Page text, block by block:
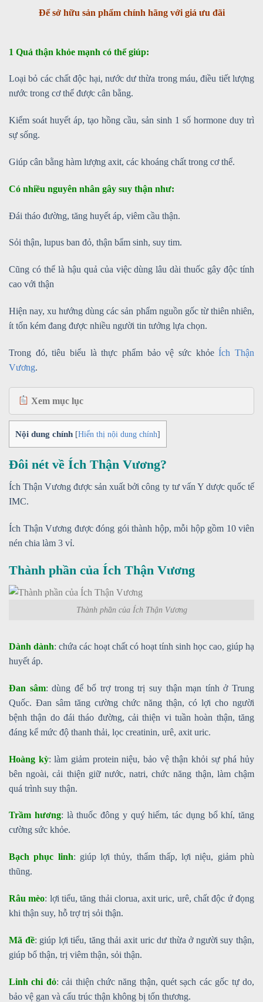
Để sở hữu sản phẩm chính hãng với giá ưu đãi
1 Quả thận khỏe mạnh có thể giúp:
Loại bỏ các chất độc hại, nước dư thừa trong máu, điều tiết lượng
nước trong cơ thể được cân bằng.
Kiểm soát huyết áp, tạo hồng cầu, sản sinh 1 số hormone duy trì
sự sống.
Giúp cân bằng hàm lượng axit, các khoáng chất trong cơ thể.
Có nhiều nguyên nhân gây suy thận như:
Đái tháo đường, tăng huyết áp, viêm cầu thận.
Sỏi thận, lupus ban đỏ, thận bẩm sinh, suy tim.
Cũng có thể là hậu quả của việc dùng lâu dài thuốc gây độc tính
cao với thận
Hiện nay, xu hướng dùng các sản phẩm nguồn gốc từ thiên nhiên,
ít tốn kém đang được nhiều người tin tưởng lựa chọn.
Trong đó, tiêu biểu là thực phẩm bảo vệ sức khỏeÍch Thận
Vương.
Xem mục lục
Nội dung chính [Hiển thị nội dung chính]
Đôi nét về Ích Thận Vương?
Ích Thận Vương được sản xuất bởi công ty tư vấn Y dược quốc tế
IMC.
Ích Thận Vương được đóng gói thành hộp, mỗi hộp gồm 10 viên
nén chia làm 3 vỉ.
Thành phần của Ích Thận Vương
Thành phần của Ích Thận Vương
Dành dành: chứa các hoạt chất có hoạt tính sinh học cao, giúp hạ
huyết áp.
Đan sâm: dùng để bổ trợ trong trị suy thận mạn tính ở Trung
Quốc. Đan sâm tăng cường chức năng thận, có lợi cho người
bệnh thận do đái tháo đường, cải thiện vi tuần hoàn thận, tăng
đáng kể mức độ thanh thải, lọc creatinin, urê, axit uric.
Hoàng kỳ: làm giảm protein niệu, bảo vệ thận khỏi sự phá hủy
bên ngoài, cải thiện giữ nước, natri, chức năng thận, làm chậm
quá trình suy thận.
Trầm hương: là thuốc đông y quý hiếm, tác dụng bổ khí, tăng
cường sức khỏe.
Bạch phục linh: giúp lợi thủy, thẩm thấp, lợi niệu, giảm phù
thũng.
Râu mèo: lợi tiểu, tăng thải clorua, axit uric, urê, chất độc ứ đọng
khi thận suy, hỗ trợ trị sỏi thận.
Mã đề: giúp lợi tiểu, tăng thải axit uric dư thừa ở người suy thận,
giúp bổ thận, trị viêm thận, sỏi thận.
Linh chi đỏ: cải thiện chức năng thận, quét sạch các gốc tự do,
bảo vệ gan và cấu trúc thận không bị tổn thương.